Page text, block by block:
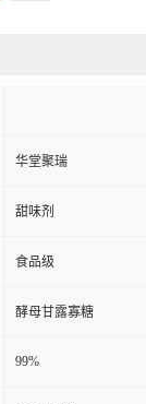
华堂聚瑞
甜味剂
食品级
酵母甘露寡糖
99%